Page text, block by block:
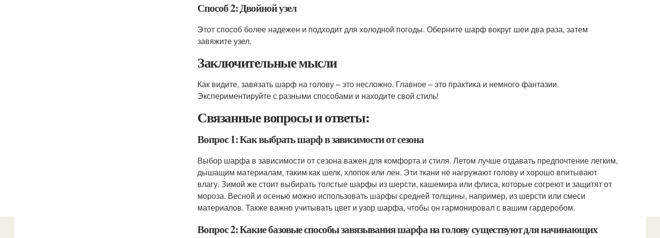
Способ 2: Двойной узел
Этот способ более надежен и подходит для холодной погоды. Оберните шарф вокруг шеи два раза, затем
завяжите узел.
Заключительные мысли
Как видите, завязать шарф на голову – это несложно. Главное – это практика и немного фантазии.
Экспериментируйте с разными способами и находите свой стиль!
Связанные вопросы и ответы:
Вопрос 1: Как выбрать шарф в зависимости от сезона
Выбор шарфа в зависимости от сезона важен для комфорта и стиля. Летом лучше отдавать предпочтение легким,
дышащим материалам, таким как шелк, хлопок или лен. Эти ткани не нагружают голову и хорошо впитывают
влагу. Зимой же стоит выбирать толстые шарфы из шерсти, кашемира или флиса, которые согреют и защитят от
мороза. Весной и осенью можно использовать шарфы средней толщины, например, из шерсти или смеси
материалов. Также важно учитывать цвет и узор шарфа, чтобы он гармонировал с вашим гардеробом.
Вопрос 2: Какие базовые способы завязывания шарфа на голову существуют для начинающих